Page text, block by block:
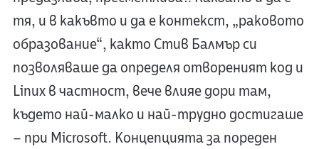
тя, и в какъвто и да е контекст, „раковото
образование“, както Стив Балмър си
позволяваше да определя отвореният код и
Linux в частност, вече влияе дори там,
където най-малко и най-трудно достигаше
– при Microsoft. Концепцията за пореден